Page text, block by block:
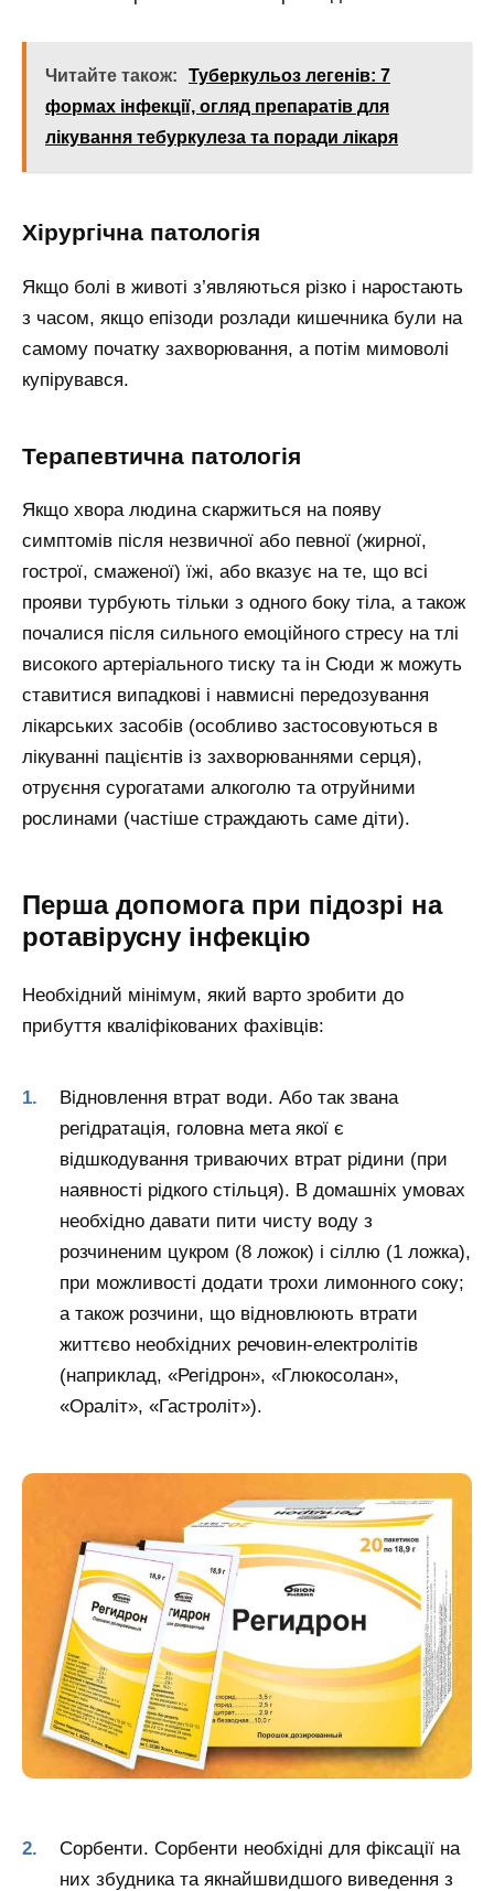
Читайте також:
Туберкульоз легенів: 7
формах інфекції, огляд препаратів для
лікування тебуркулеза та поради лікаря
Хірургічна патологія
Якщо болі в животі з’являються різко і наростають
з часом, якщо епізоди розлади кишечника були на
самому початку захворювання, а потім мимоволі
купірувався.
Терапевтична патологія
Якщо хвора людина скаржиться на появу
симптомів після незвичної або певної (жирної,
гострої, смаженої) їжі, або вказує на те, що всі
прояви турбують тільки з одного боку тіла, а також
почалися після сильного емоційного стресу на тлі
високого артеріального тиску та ін Сюди ж можуть
ставитися випадкові і навмисні передозування
лікарських засобів (особливо застосовуються в
лікуванні пацієнтів із захворюваннями серця),
отруєння сурогатами алкоголю та отруйними
рослинами (частіше страждають саме діти).
Перша допомога при підозрі на
ротавірусну інфекцію
Необхідний мінімум, який варто зробити до
прибуття кваліфікованих фахівців:
Відновлення втрат води. Або так звана
регідратація, головна мета якої є
відшкодування триваючих втрат рідини (при
наявності рідкого стільця). В домашніх умовах
необхідно давати пити чисту воду з
розчиненим цукром (8 ложок) і сіллю (1 ложка),
при можливості додати трохи лимонного соку;
а також розчини, що відновлюють втрати
життєво необхідних речовин-електролітів
(наприклад, «Регідрон», «Глюкосолан»,
«Ораліт», «Гастроліт»).
Сорбенти. Сорбенти необхідні для фіксації на
них збудника та якнайшвидшого виведення з